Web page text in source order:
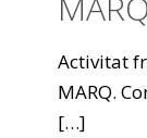
Activitat
MARQ.
[…]